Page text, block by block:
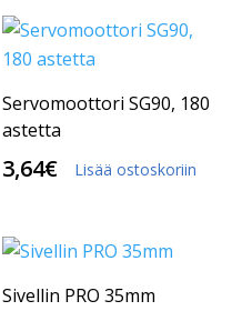
Servomoottori SG90, 180
astetta
3,64€ Lisää ostoskoriin
Sivellin PRO 35mm